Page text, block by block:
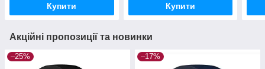
Купити Купити
Акційні пропозиції та новинки
–25% –17%